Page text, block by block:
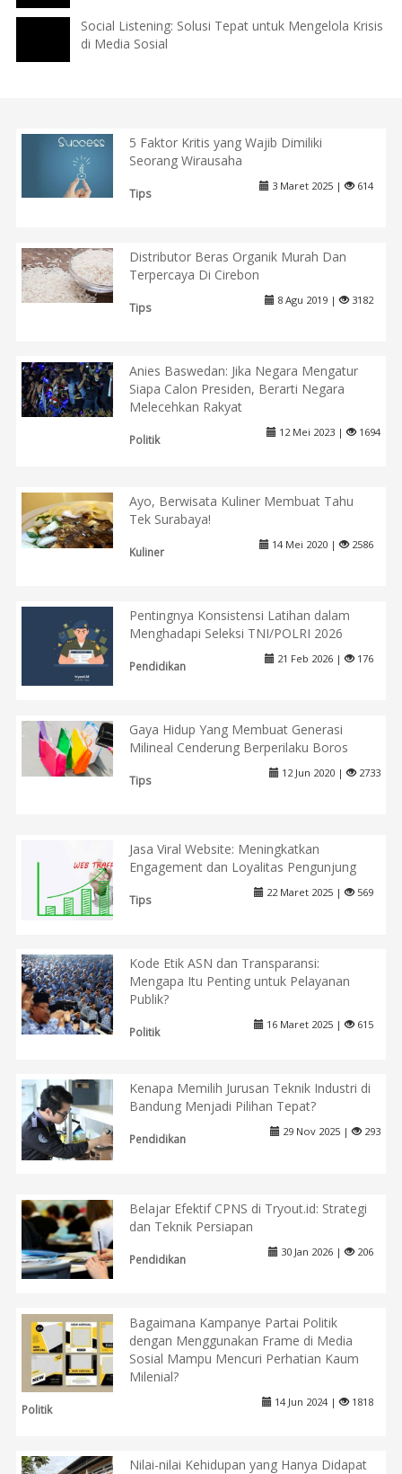
Social Listening: Solusi Tepat untuk Mengelola Krisis
di Media Sosial
5 Faktor Kritis yang Wajib Dimiliki
Seorang Wirausaha
Tips
3 Maret 2025 | 614
Distributor Beras Organik Murah Dan
Terpercaya Di Cirebon
Tips
8 Agu 2019 | 3182
Anies Baswedan: Jika Negara Mengatur
Siapa Calon Presiden, Berarti Negara
Melecehkan Rakyat
Politik
12 Mei 2023 | 1694
Ayo, Berwisata Kuliner Membuat Tahu
Tek Surabaya!
Kuliner
14 Mei 2020 | 2586
Pentingnya Konsistensi Latihan dalam
Menghadapi Seleksi TNI/POLRI 2026
Pendidikan
21 Feb 2026 | 176
Gaya Hidup Yang Membuat Generasi
Milineal Cenderung Berperilaku Boros
Tips
12 Jun 2020 | 2733
Jasa Viral Website: Meningkatkan
Engagement dan Loyalitas Pengunjung
Tips
22 Maret 2025 | 569
Kode Etik ASN dan Transparansi:
Mengapa Itu Penting untuk Pelayanan
Publik?
Politik
16 Maret 2025 | 615
Kenapa Memilih Jurusan Teknik Industri di
Bandung Menjadi Pilihan Tepat?
Pendidikan
29 Nov 2025 | 293
Belajar Efektif CPNS di Tryout.id: Strategi
dan Teknik Persiapan
Pendidikan
30 Jan 2026 | 206
Bagaimana Kampanye Partai Politik
dengan Menggunakan Frame di Media
Sosial Mampu Mencuri Perhatian Kaum
Milenial?
Politik
14 Jun 2024 | 1818
Nilai-nilai Kehidupan yang Hanya Didapat